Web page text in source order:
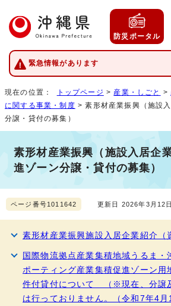
防災ポータル
緊急情報があります
現在の位置： トップページ > 産業・しごと >
に関する事業・制度 > 素形材産業振興（施設
分譲・貸付の募集）
素形材産業振興（施設入居企
進ゾーン分譲・貸付の募集）
ページ番号1011642 更新日 2026年3月12日
素形材産業振興施設入居企業紹介（
国際物流拠点産業集積地域うるま・
ポーティング産業集積促進ゾーン用
件付貸付について （※現在、分譲
は行っておりません。（令和7年4月